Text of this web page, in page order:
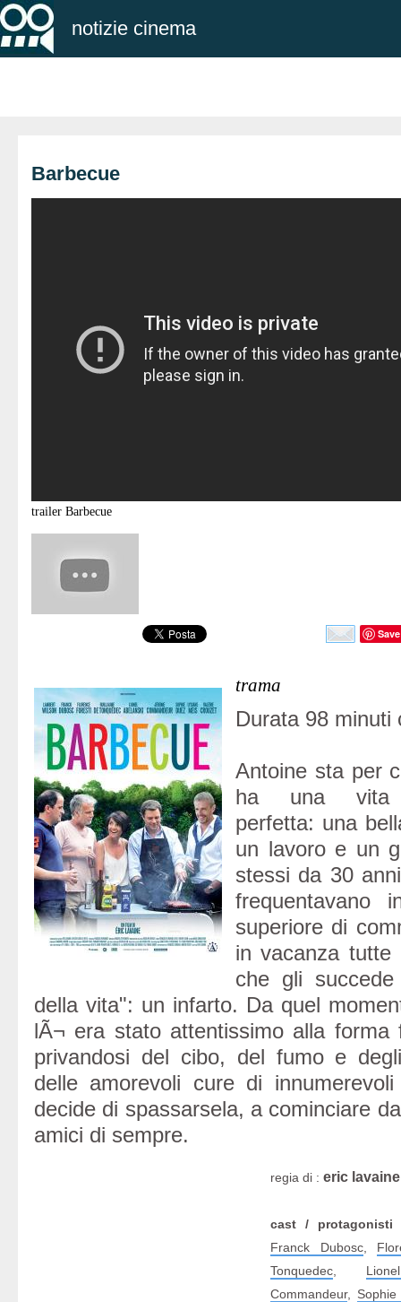
notizie cinema
Barbecue
trailer Barbecue
Save
trama
Durata 98 minuti
Antoine sta per
ha una vita
perfetta: una
un lavoro e un
stessi da 30
frequentavano
superiore di
in vacanza tutte
che gli
della vita": un infarto. Da quel
lÃ¬ era stato attentissimo alla forma
privandosi del cibo, del fumo e
delle amorevoli cure di
decide di spassarsela, a cominciare
amici di sempre.
regia di : eric lavaine
cast / protagonisti
Franck Dubosc,
Tonquedec
Commandeur, Sophie